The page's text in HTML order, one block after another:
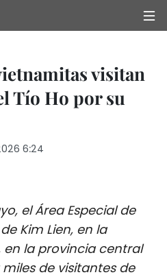
- MEDIO AMBIENTE
- ENTRETENIMIENTO
visitan
Tío Ho por su
6:24
el Área Especial de
Kim Lien, en la
la provincia central
de visitantes de